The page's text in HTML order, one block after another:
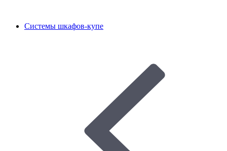
Системы шкафов-купе